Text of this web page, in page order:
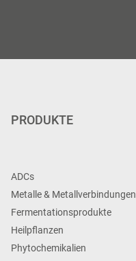
PRODUKTE
ADCs
Metalle & Metallverbindungen
Fermentationsprodukte
Heilpflanzen
Phytochemikalien